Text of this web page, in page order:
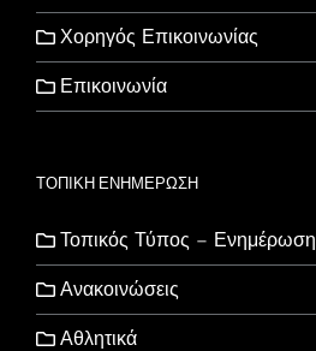
Χορηγός Επικοινωνίας
Επικοινωνία
ΤΟΠΙΚΗ ΕΝΗΜΕΡΩΣΗ
Τοπικός Τύπος – Ενημέρωση
Ανακοινώσεις
Αθλητικά